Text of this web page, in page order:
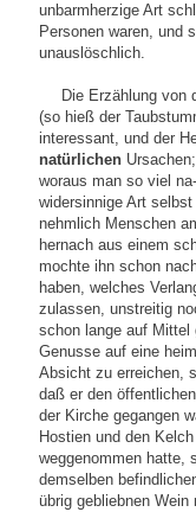
unbarmherzige Art
Personen waren, und
unauslöschlich.
Die Erzählung von
(so hieß der
interessant, und der
natürlichen
woraus man so viel na-
widersinnige Art
nehmlich Menschen
hernach aus einem
mochte ihn schon
haben, welches
zulassen, unstreitig
schon lange auf Mittel
Genusse auf eine
Absicht zu erreichen,
daß er den
der Kirche gegangen
Hostien und den
weggenommen hatte,
demselben
übrig gebliebnen